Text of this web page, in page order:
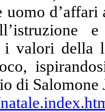
uomo
i valori della
di Salomone